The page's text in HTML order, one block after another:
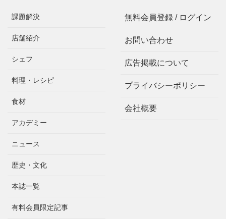
課題解決
店舗紹介
シェフ
料理・レシピ
食材
アカデミー
ニュース
歴史・文化
本誌一覧
有料会員限定記事
無料会員登録 / ログイン
お問い合わせ
広告掲載について
プライバシーポリシー
会社概要